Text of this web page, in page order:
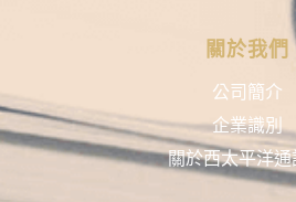
關於我們
公司簡介
企業識別
關於西太平洋通